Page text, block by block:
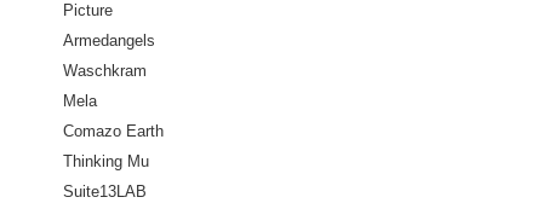
Picture
Armedangels
Waschkram
Mela
Comazo Earth
Thinking Mu
Suite13LAB